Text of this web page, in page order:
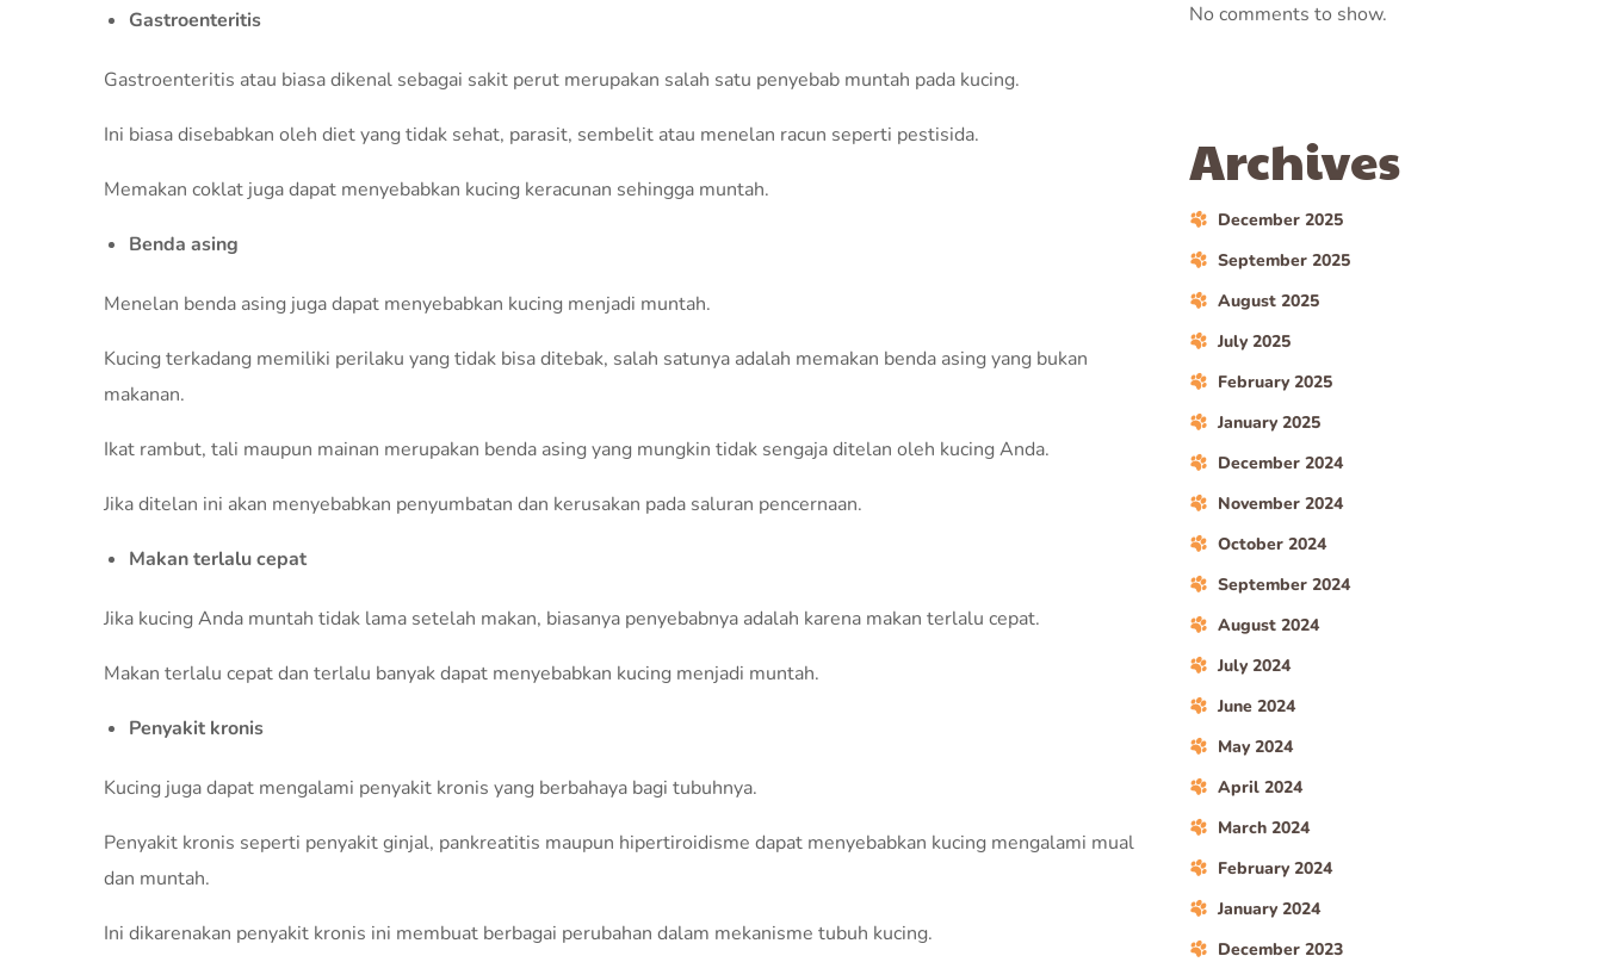
Gastroenteritis
Gastroenteritis atau biasa dikenal sebagai sakit perut merupakan salah satu penyebab muntah pada kucing.
Ini biasa disebabkan oleh diet yang tidak sehat, parasit, sembelit atau menelan racun seperti pestisida.
Memakan coklat juga dapat menyebabkan kucing keracunan sehingga muntah.
Benda asing
Menelan benda asing juga dapat menyebabkan kucing menjadi muntah.
Kucing terkadang memiliki perilaku yang tidak bisa ditebak, salah satunya adalah memakan benda asing yang bukan
makanan.
Ikat rambut, tali maupun mainan merupakan benda asing yang mungkin tidak sengaja ditelan oleh kucing Anda.
Jika ditelan ini akan menyebabkan penyumbatan dan kerusakan pada saluran pencernaan.
Makan terlalu cepat
Jika kucing Anda muntah tidak lama setelah makan, biasanya penyebabnya adalah karena makan terlalu cepat.
Makan terlalu cepat dan terlalu banyak dapat menyebabkan kucing menjadi muntah.
Penyakit kronis
Kucing juga dapat mengalami penyakit kronis yang berbahaya bagi tubuhnya.
Penyakit kronis seperti penyakit ginjal, pankreatitis maupun hipertiroidisme dapat menyebabkan kucing mengalami mual
dan muntah.
Ini dikarenakan penyakit kronis ini membuat berbagai perubahan dalam mekanisme tubuh kucing.
No comments to show.
Archives
December 2025
September 2025
August 2025
July 2025
February 2025
January 2025
December 2024
November 2024
October 2024
September 2024
August 2024
July 2024
June 2024
May 2024
April 2024
March 2024
February 2024
January 2024
December 2023